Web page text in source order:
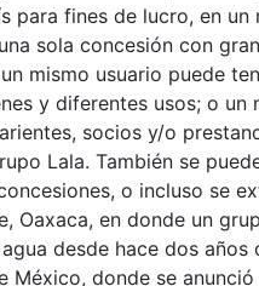
para fines de lucro, en
sola concesión con
mismo usuario puede
y diferentes usos; o un
socios y/o
Lala. También se
o incluso se
Oaxaca, en donde un
desde hace dos
México, donde se